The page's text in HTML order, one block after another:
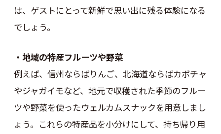
は、ゲストにとって新鮮で思い出に残る体験になる
でしょう。
・地域の特産フルーツや野菜
例えば、信州ならばりんご、北海道ならばカボチャ
やジャガイモなど、地元で収穫された季節のフルー
ツや野菜を使ったウェルカムスナックを用意しまし
ょう。これらの特産品を小分けにして、持ち帰り用